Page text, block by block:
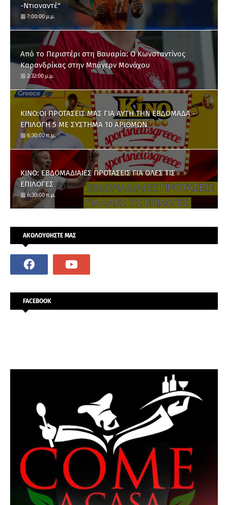
-Ντιοναντέ"
7:00:00 μ.μ.
Από το Περιστέρι στη Βαυαρία: O Κωνσταντίνος
Καρανδρίκας στην Μπάγερν Μονάχου
2:32:00 μ.μ.
ΚΙΝΟ:ΟΙ ΠΡΟΤΑΣΕΙΣ ΜΑΣ ΓΙΑ ΑΥΤΗ ΤΗΝ ΕΒΔΟΜΑΔΑ -
ΕΠΙΛΟΓΗ 5 ΜΕ ΣΥΣΤΗΜΑ 10 ΑΡΙΘΜΩΝ
6:30:00 π.μ.
ΚΙΝΟ: ΕΒΔΟΜΑΔΙΑΙΕΣ ΠΡΟΤΑΣΕΙΣ ΓΙΑ ΟΛΕΣ ΤΙΣ
ΕΠΙΛΟΓΕΣ
6:30:00 π.μ.
ΑΚΟΛΟΥΘΗΣΤΕ ΜΑΣ
FACEBOOK